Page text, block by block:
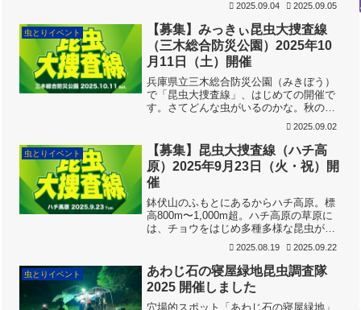
置され、以後、ちっちゃな子どもたちに
人気のスポットになりつつあります。前
後に遊んでください...
2025.09.04 2025.09.05
虫とりイベント
【募集】みっきぃ昆虫大捜査線
（三木総合防災公園）2025年10
月11日（土）開催
兵庫県立三木総合防災公園（みきぼう）
で「昆虫大捜査線」、はじめての開催で
す。さてどんな虫がいるのかな。秋の一
（土）9:00、先着受付開始です。公園の
ようす三木総合防災公園は、三木市志染
町にあります。面積...
2025.09.02
虫とりイベント
【募集】昆虫大捜査線（ハチ高
原）2025年9月23日（火・祝）開
催
鉢伏山のふもとにあるからハチ高原。標
高800m〜1,000m超。ハチ高原の草原に
は、チョウをはじめ多種多様な昆虫が生
かな？ みんなで調べるのだっ‼️雨のとき
は、室内で虫に触れてあそぶプログラム
をします。内...
2025.08.19 2025.09.22
虫とりイベント
あわじ石の寝屋緑地昆虫調査隊
2025 開催しました
穴場的スポット「あわじ石の寝屋緑地」